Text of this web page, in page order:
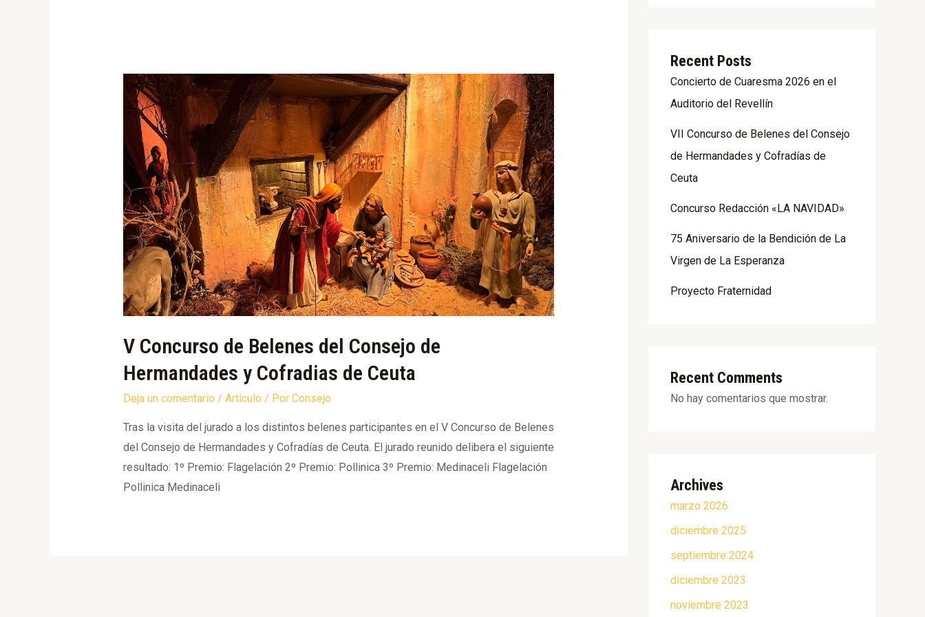
V Concurso de Belenes del Consejo de
Hermandades y Cofradias de Ceuta
Deja un comentario / Artículo / Por Consejo
Tras la visita del jurado a los distintos belenes participantes en el V Concurso de Belenes
del Consejo de Hermandades y Cofradías de Ceuta. El jurado reunido delibera el siguiente
resultado: 1º Premio: Flagelación 2º Premio: Pollinica 3º Premio: Medinaceli Flagelación
Pollinica Medinaceli
Recent Posts
Concierto de Cuaresma 2026 en el
Auditorio del Revellín
VII Concurso de Belenes del Consejo
de Hermandades y Cofradías de
Ceuta
Concurso Redacción «LA NAVIDAD»
75 Aniversario de la Bendición de La
Virgen de La Esperanza
Proyecto Fraternidad
Recent Comments
No hay comentarios que mostrar.
Archives
marzo 2026
diciembre 2025
septiembre 2024
diciembre 2023
noviembre 2023